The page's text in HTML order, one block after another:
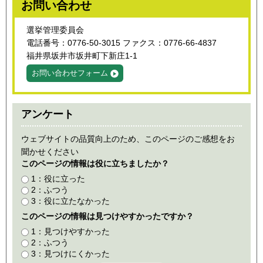
お問い合わせ
選挙管理委員会
電話番号：0776-50-3015 ファクス：0776-66-4837
福井県坂井市坂井町下新庄1-1
お問い合わせフォーム
アンケート
ウェブサイトの品質向上のため、このページのご感想をお
聞かせください
このページの情報は役に立ちましたか？
1：役に立った
2：ふつう
3：役に立たなかった
このページの情報は見つけやすかったですか？
1：見つけやすかった
2：ふつう
3：見つけにくかった